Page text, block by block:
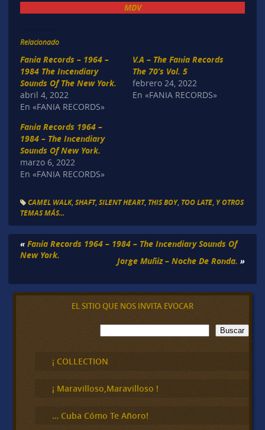
MDV
Relacionado
Fania Records – 1964 –
1984 The Incendiary
Sounds Of The New York.
abril 4, 2022
En «FANIA RECORDS»
V.A – The Fania Records
The 70’s Vol. 5
febrero 24, 2022
En «FANIA RECORDS»
Fania Records 1964 –
1984 – The Incendiary
Sounds Of New York.
marzo 6, 2022
En «FANIA RECORDS»
CAMEL WALK, SHAFT, SILENT HEART, THIS BOY, TOO LATE, Y OTROS
TEMAS MÁS...
« Fania Records 1964 – 1984 – The Incendiary Sounds Of
New York.
Jorge Muñiz – Noche De Ronda. »
EL SITIO QUE NOS INVITA EVOCAR
B
u
c
a
Buscar
¡ COLLECTION
¡ Maravilloso,Maravilloso !
… Cuba Cómo Te Añoro!